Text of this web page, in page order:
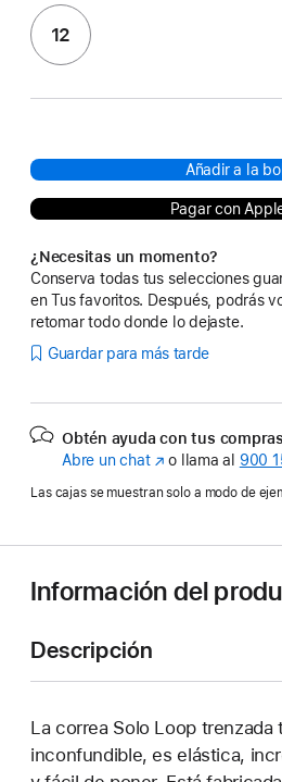
12
Añadir a la
Pagar con
¿Necesitas un momento?
Conserva todas tus selecciones
en Tus favoritos. Después, podrás
retomar todo donde lo dejaste.
Guardar para más tarde
Obtén ayuda con tus
Abre un chat(Se
abre
ventana
o llama al 900
Las cajas se muestran solo a modo de
Información del
Descripción
La correa Solo Loop trenzada
inconfundible, es elástica,